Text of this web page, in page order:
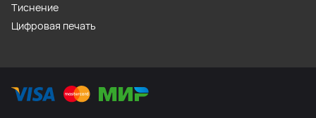
Тиснение
Цифровая печать